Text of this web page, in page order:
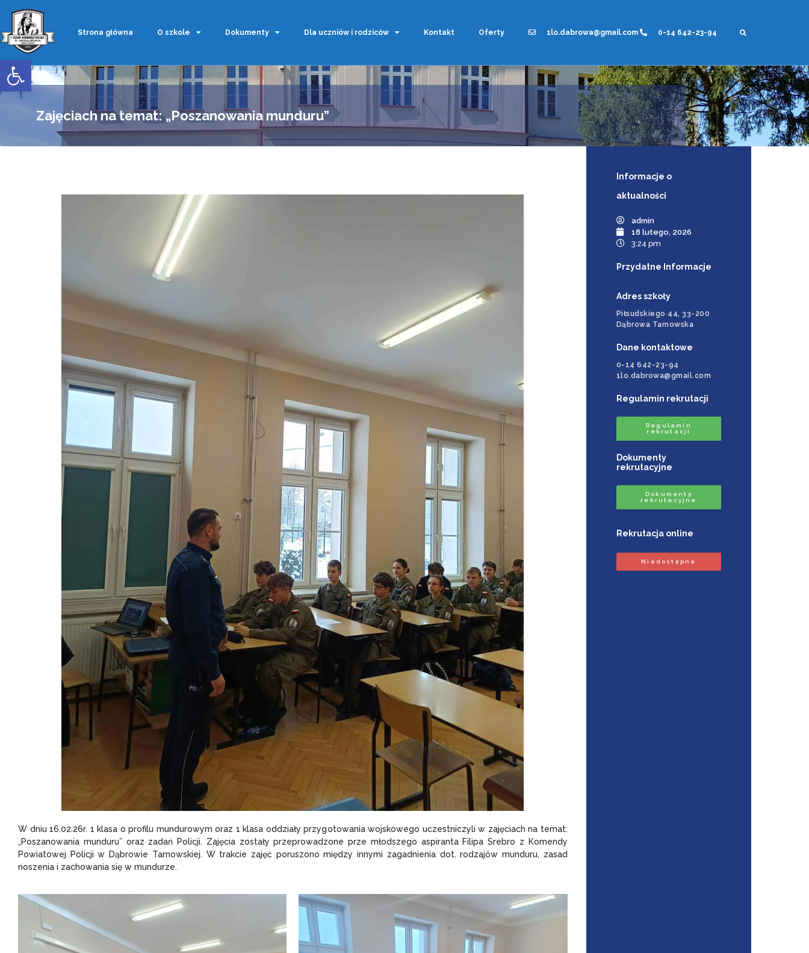
Otwórz pasek narzędzi
Strona główna O szkole Dokumenty Dla uczniów i rodziców Kontakt Oferty 1lo.dabrowa@gmail.com 0-14 642-23-94
Zajęciach na temat: „Poszanowania munduru”
W dniu 16.02.26r. 1 klasa o profilu mundurowym oraz 1 klasa oddziały przygotowania wojskowego uczestniczyli w zajęciach na temat:
„Poszanowania munduru” oraz zadań Policji. Zajęcia zostały przeprowadzone prze młodszego aspiranta Filipa Srebro z Komendy
Powiatowej Policji w Dąbrowie Tarnowskiej. W trakcie zajęć poruszono między innymi zagadnienia dot. rodzajów munduru, zasad
noszenia i zachowania się w mundurze.
Informacje o
aktualności
admin
18 lutego, 2026
3:24 pm
Przydatne Informacje
Adres szkoły
Piłsudskiego 44, 33-200
Dąbrowa Tarnowska
Dane kontaktowe
0-14 642-23-94
1lo.dabrowa@gmail.com
Regulamin rekrutacji
Regulamin
rekrutacji
Dokumenty
rekrutacyjne
Dokumenty
rekrutacyjne
Rekrutacja online
Niedostępne